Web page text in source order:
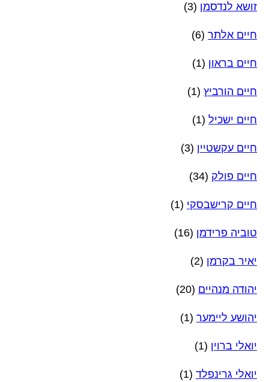
זושא לנדסמן (3)
חיים אלתר (6)
חיים בראון (1)
חיים הורביץ (1)
חיים ישכיל (1)
חיים עקשטיין (3)
חיים פולק (34)
חיים קרישבסקי (1)
טוביה פרידמן (16)
יאיר בקרמן (2)
יהודה מנהיים (20)
יהושע ליימער (1)
יואלי ברוין (1)
יואלי גרינפלד (1)